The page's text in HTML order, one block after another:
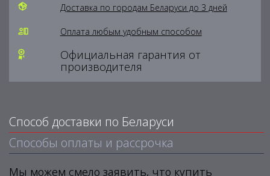
Доставка по городам Беларуси до 3 дней
Оплата любым удобным способом
Официальная гарантия от
производителя
Способ доставки по Беларуси
Способы оплаты и рассрочка
Мы можем смело заявить, что купить